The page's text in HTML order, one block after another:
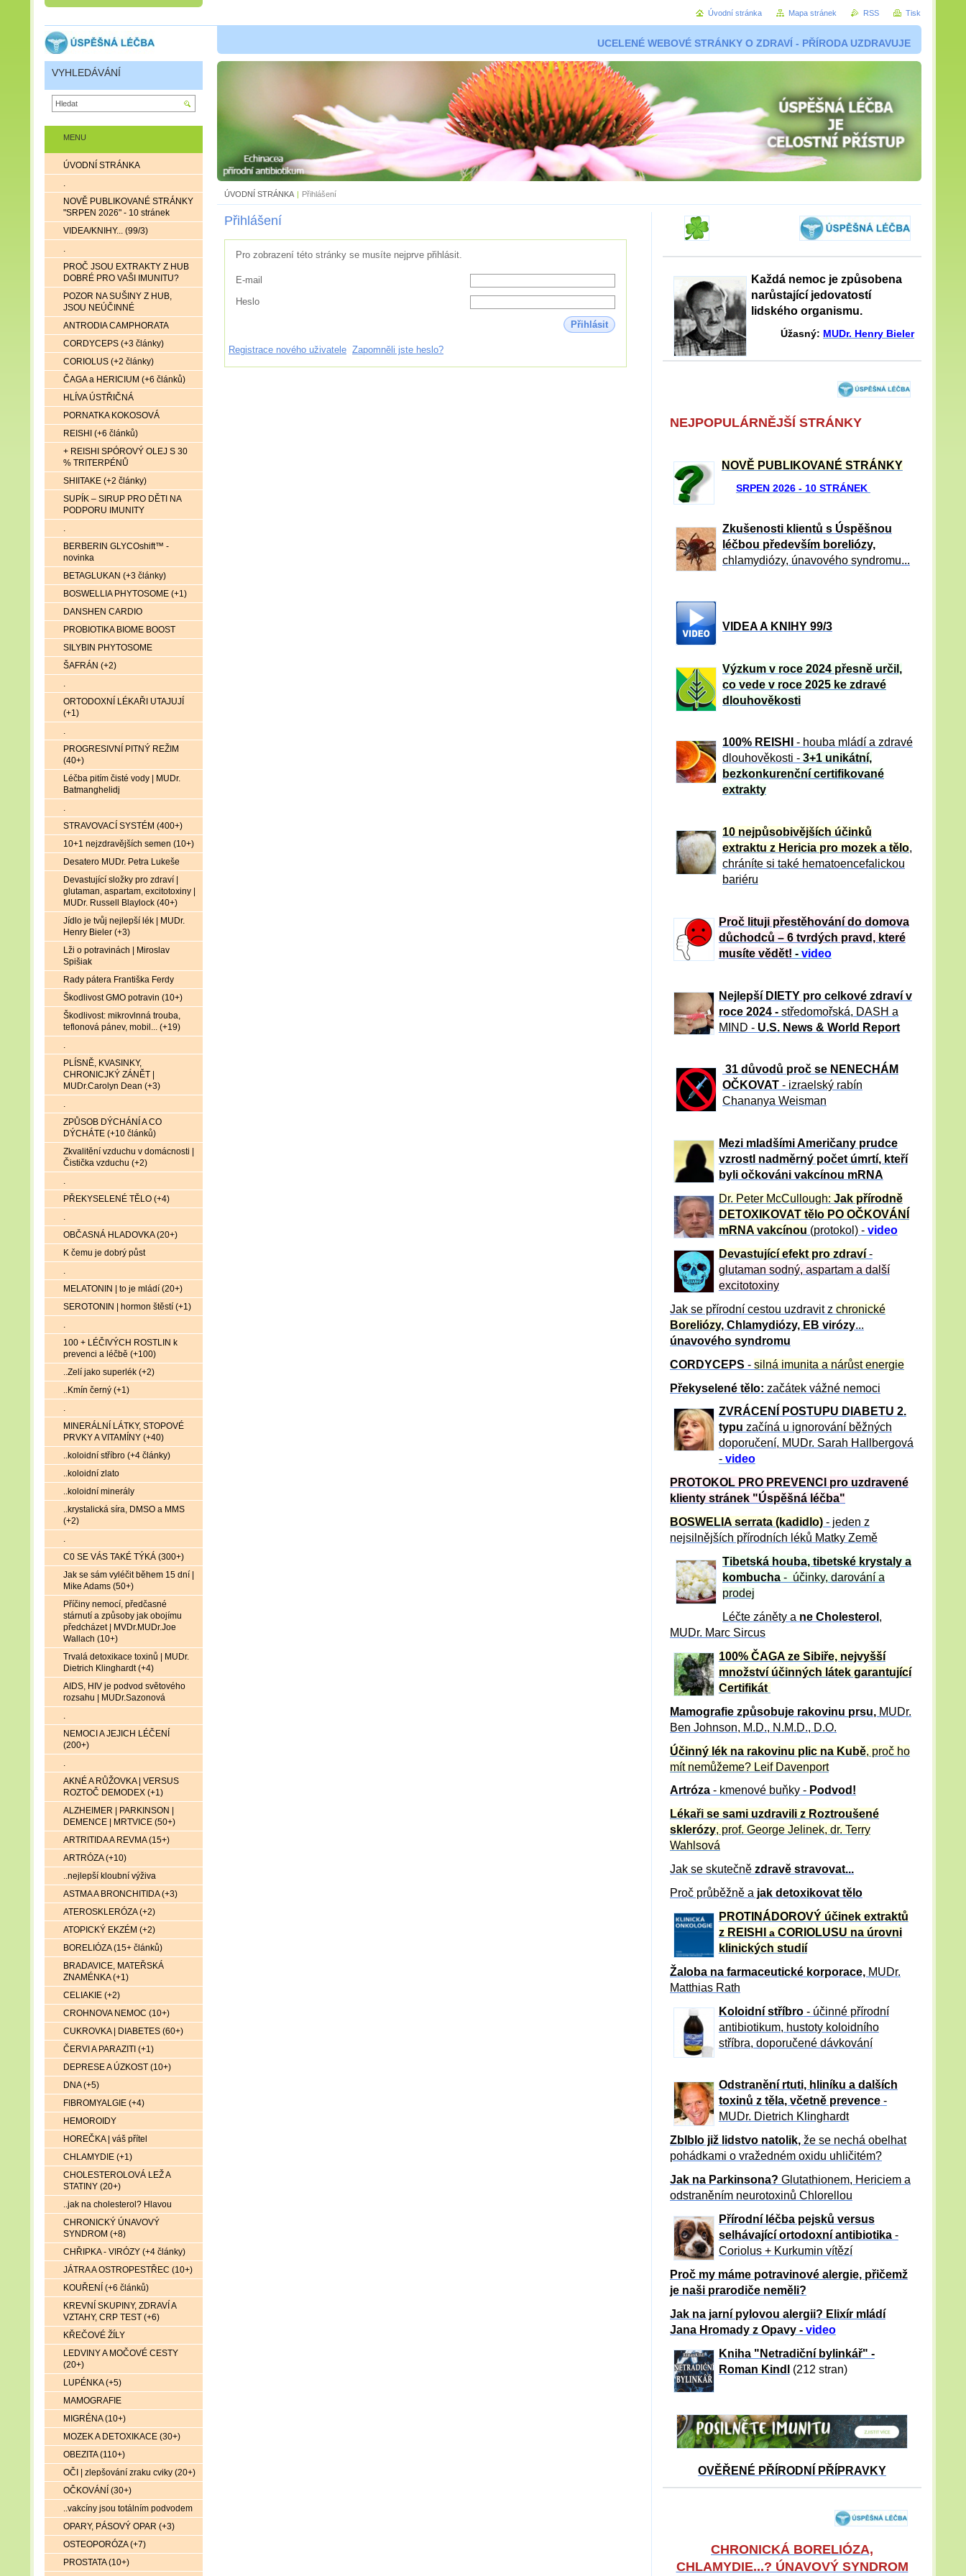
UCELENÉ WEBOVÉ STRÁNKY O ZDRAVÍ - PŘÍRODA UZDRAVUJE
ÚVODNÍ STRÁNKA | Přihlášení
Přihlášení
Pro zobrazení této stránky se musíte nejprve přihlásit.
E-mail
Heslo
Přihlásit
Registrace nového uživatele Zapomněli jste heslo?
Každá nemoc je způsobena
narůstající jedovatostí
lidského organismu.
Úžasný: MUDr. Henry Bieler
NEJPOPULÁRNĚJŠÍ STRÁNKY
NOVĚ PUBLIKOVANÉ STRÁNKY
SRPEN 2026 - 10 STRÁNEK
Zkušenosti klientů s Úspěšnou
léčbou především boreliózy,
chlamydiózy, únavového syndromu...
VIDEA A KNIHY 99/3
Výzkum v roce 2024 přesně určil,
co vede v roce 2025 ke zdravé
dlouhověkosti
100% REISHI
- houba mládí a zdravé
dlouhověkosti - 3+1 unikátní,
bezkonkurenční certifikované
extrakty
10 nejpůsobivějších účinků
extraktu z Hericia pro mozek a tělo,
chráníte si také hematoencefalickou
bariéru
Proč lituji přestěhování do domova
důchodců – 6 tvrdých pravd, které
musíte vědět! - video
Nejlepší DIETY pro celkové zdraví v
roce 2024 - středomořská, DASH a
MIND - U.S. News & World Report
31 důvod ů proč se NENECHÁM
OČKOVAT - izraelský rabín
Chananya Weisman
Mezi mladšími Američany prudce
vzrostl nadměrný počet úmrtí, kteří
byli očkováni vakcínou mRNA
Dr. Peter McCullough: Jak přírodně
DETOXIKOVAT tělo PO OČKOVÁNÍ
mRNA vakcínou (protokol) - video
Devastující efekt pro zdraví-
glutaman sodný, aspartam a další
excitotoxiny
Jak se přírodní cestou uzdravit z chronické
Boreliózy, Chlamydiózy, EB virózy...
únavového syndromu
CORDYCEPS - silná imunita a nárůst energie
Překyselené tělo: začátek vážné nemoci
ZVRÁCE NÍ POSTUPU DIABETU 2.
typu začíná u ignorování běžných
doporučení, MUDr. Sarah Hallbergová
- video
PROTOKOL PRO PREVENCI pro uzdravené
klienty stránek "Úspěšná léčba"
BOSWELIA serrata (kadidlo) - jeden z
nejsilnějších přírodních léků Matky Země
Tibetská houba, tibetské krystaly a
kombucha - účinky, darování a
prodej
Léčte záněty a ne Cholesterol ,
MUDr. Marc Sircus
100% ČAGA ze Sibiře, nejvyšší
množství účinných látek garantující
Certifikát
Mamografie způsobuje rakovinu prsu, MUDr.
Ben Johnson, M.D., N.M.D., D.O.
Účinný lék na rakovinu plic na Kubě, proč ho
mít nemůžeme? Leif Davenport
Artróza - kmenové buňky - Podvod!
Lékaři se sami uzdravili z Roztroušené
sklerózy, prof. George Jelinek, dr. Terry
Wahlsová
Jak se skutečně zdravě stravovat...
Proč průběžně a jak detoxikovat tělo
PROTINÁDOROVÝ účinek extraktů
z REISHI a CORIOLUSU na úrovni
klinických studií
Žaloba na farmaceutické korporace, MUDr.
Matthias Rath
Koloidní stříbro- účinné přírodní
antibiotikum, hustoty koloidního
stříbra, doporučené dávkování
Odstranění rtuti, hliníku a dalších
toxinů z těla, včetně prevence -
MUDr. Dietrich Klinghardt
Zblblo již lidstvo natolik, že se nechá obelhat
pohádkami o vražedném oxidu uhličitém?
Jak na Parkinsona? Glutathionem, Hericiem a
odstraněním neurotoxinů Chlorellou
Přírodní léčba pejsků versus
selhávající ortodoxní antibiotika -
Coriolus + Kurkumin vítězí
Proč my máme potravinové alergie, přičemž
je naši prarodiče neměli?
Jak na jarní pylovou alergii? Elixír mládí
Jana Hromady z Opavy - video
Kniha "Netradiční bylinkář" -
Roman Kindl
(212 stran)
OVĚŘENÉ PŘÍRODNÍ PŘÍPRAVKY
CHRONICKÁ BORELIÓZA,
CHLAMYDIE...? ÚNAVOVÝ SYNDROM
MENU
ÚVODNÍ STRÁNKA
.
NOVĚ PUBLIKOVANÉ STRÁNKY
"SRPEN 2026" - 10 stránek
VIDEA/KNIHY... (99/3)
.
PROČ JSOU EXTRAKTY Z HUB
DOBRÉ PRO VAŠI IMUNITU?
POZOR NA SUŠINY Z HUB,
JSOU NEÚČINNÉ
ANTRODIA CAMPHORATA
CORDYCEPS (+3 články)
CORIOLUS (+2 články)
ČAGA a HERICIUM (+6 článků)
HLÍVA ÚSTŘIČNÁ
PORNATKA KOKOSOVÁ
REISHI (+6 článků)
+ REISHI SPÓROVÝ OLEJ S 30
% TRITERPÉNŮ
SHIITAKE (+2 články)
SUPÍK – SIRUP PRO DĚTI NA
PODPORU IMUNITY
.
BERBERIN GLYCOshift™ -
novinka
BETAGLUKAN (+3 články)
BOSWELLIA PHYTOSOME (+1)
DANSHEN CARDIO
PROBIOTIKA BIOME BOOST
SILYBIN PHYTOSOME
ŠAFRÁN (+2)
.
ORTODOXNÍ LÉKAŘI UTAJUJÍ
(+1)
.
PROGRESIVNÍ PITNÝ REŽIM
(40+)
Léčba pitím čisté vody | MUDr.
Batmanghelidj
.
STRAVOVACÍ SYSTÉM (400+)
10+1 nejzdravějších semen (10+)
Desatero MUDr. Petra Lukeše
Devastující složky pro zdraví |
glutaman, aspartam, excitotoxiny |
MUDr. Russell Blaylock (40+)
Jídlo je tvůj nejlepší lék | MUDr.
Henry Bieler (+3)
Lži o potravinách | Miroslav
Spišiak
Rady pátera Františka Ferdy
Škodlivost GMO potravin (10+)
Škodlivost: mikrovlnná trouba,
teflonová pánev, mobil... (+19)
.
PLÍSNĚ, KVASINKY,
CHRONICJKÝ ZÁNĚT |
MUDr.Carolyn Dean (+3)
.
ZPŮSOB DÝCHÁNÍ A CO
DÝCHÁTE (+10 článků)
Zkvalitění vzduchu v domácnosti |
Čistička vzduchu (+2)
.
PŘEKYSELENÉ TĚLO (+4)
.
OBČASNÁ HLADOVKA (20+)
K čemu je dobrý půst
.
MELATONIN | to je mládí (20+)
SEROTONIN | hormon štěstí (+1)
.
100 + LÉČIVÝCH ROSTLIN k
prevenci a léčbě (+100)
..Zelí jako superlék (+2)
..Kmín černý (+1)
.
MINERÁLNÍ LÁTKY, STOPOVÉ
PRVKY A VITAMÍNY (+40)
..koloidní stříbro (+4 články)
..koloidní zlato
..koloidní minerály
..krystalická síra, DMSO a MMS
(+2)
.
C0 SE VÁS TAKÉ TÝKÁ (300+)
Jak se sám vyléčit během 15 dní |
Mike Adams (50+)
Příčiny nemocí, předčasné
stárnutí a způsoby jak obojímu
předcházet | MVDr.MUDr.Joe
Wallach (10+)
Trvalá detoxikace toxinů | MUDr.
Dietrich Klinghardt (+4)
AIDS, HIV je podvod světového
rozsahu | MUDr.Sazonová
.
NEMOCI A JEJICH LÉČENÍ
(200+)
.
AKNÉ A RŮŽOVKA | VERSUS
ROZTOČ DEMODEX (+1)
ALZHEIMER | PARKINSON |
DEMENCE | MRTVICE (50+)
ARTRITIDA A REVMA (15+)
ARTRÓZA (+10)
..nejlepší kloubní výživa
ASTMA A BRONCHITIDA (+3)
ATEROSKLERÓZA (+2)
ATOPICKÝ EKZÉM (+2)
BORELIÓZA (15+ článků)
BRADAVICE, MATEŘSKÁ
ZNAMÉNKA (+1)
CELIAKIE (+2)
CROHNOVA NEMOC (10+)
CUKROVKA | DIABETES (60+)
ČERVI A PARAZITI (+1)
DEPRESE A ÚZKOST (10+)
DNA (+5)
FIBROMYALGIE (+4)
HEMOROIDY
HOREČKA | váš přítel
CHLAMYDIE (+1)
CHOLESTEROLOVÁ LEŽ A
STATINY (20+)
..jak na cholesterol? Hlavou
CHRONICKÝ ÚNAVOVÝ
SYNDROM (+8)
CHŘIPKA - VIRÓZY (+4 články)
JÁTRA A OSTROPESTŘEC (10+)
KOUŘENÍ (+6 článků)
KREVNÍ SKUPINY, ZDRAVÍ A
VZTAHY, CRP TEST (+6)
KŘEČOVÉ ŽÍLY
LEDVINY A MOČOVÉ CESTY
(20+)
LUPÉNKA (+5)
MAMOGRAFIE
MIGRÉNA (10+)
MOZEK A DETOXIKACE (30+)
OBEZITA (110+)
OČI | zlepšování zraku cviky (20+)
OČKOVÁNÍ (30+)
..vakcíny jsou totálním podvodem
OPARY, PÁSOVÝ OPAR (+3)
OSTEOPORÓZA (+7)
PROSTATA (10+)
VYHLEDÁVÁNÍ
Úvodní stránka Mapa stránek RSS Tisk